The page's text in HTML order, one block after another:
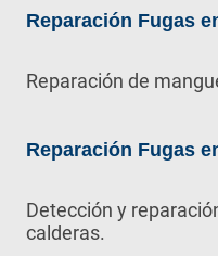
Reparación Fugas
Reparación de
Reparación Fugas
Detección y
calderas.